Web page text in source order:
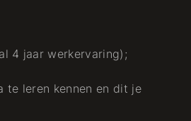
4 jaar werkervaring);
te leren kennen en dit je